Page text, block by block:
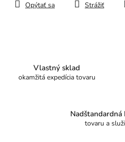
Opýtať sa Strážiť
Vlastný sklad
okamžitá expedícia tovaru
tovaru a